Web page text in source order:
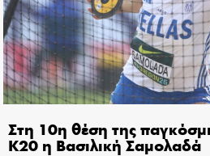
Στη 10η θέση της
Κ20 η Βασιλική Σαμολαδά